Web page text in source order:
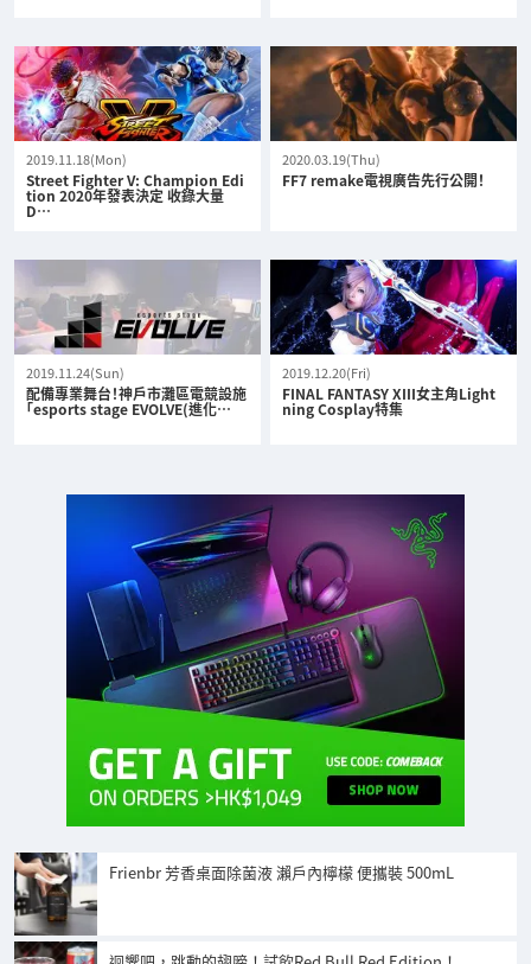
2019.11.18(Mon)
Street Fighter V: Champion Edi
tion 2020年發表決定 收錄大量
D…
2020.03.19(Thu)
FF7 remake電視廣告先行公開！
2019.11.24(Sun)
配備專業舞台！神戶市灘區電競設施
「esports stage EVOLVE(進化…
2019.12.20(Fri)
FINAL FANTASY XIII女主角Light
ning Cosplay特集
Frienbr 芳香桌面除菌液 瀨戶內檸檬 便攜裝 500mL